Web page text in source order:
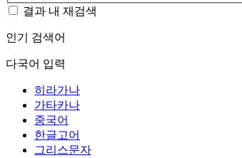
결과 내 재검색
인기 검색어
다국어 입력
히라가나
가타카나
중국어
한글고어
그리스문자